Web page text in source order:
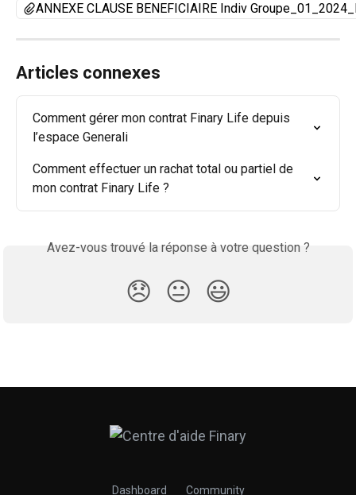
ANNEXE CLAUSE BENEFICIAIRE Indiv
Articles connexes
Comment gérer mon contrat Finary Life depuis
l’espace Generali
Comment effectuer un rachat total ou partiel de
mon contrat Finary Life ?
Avez-vous trouvé la réponse à votre question ?
😞 😐 😃
Dashboard
Community